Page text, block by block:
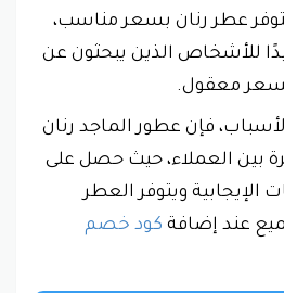
عطر رنان بسعر مناسب،
للأشخاص الذين يبحثون عن
معقول.
فإن عطور الماجد رنان
بين العملاء، حيث حصل على
الإيجابية ويتوفر العطر
عند إضافة كود خصم